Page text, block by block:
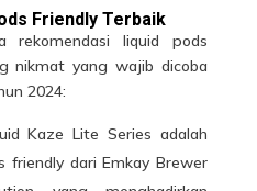
Friendly Terbaik
rekomendasi liquid pods
nikmat yang wajib dicoba
2024:
Kaze Lite Series adalah
friendly dari Emkay Brewer